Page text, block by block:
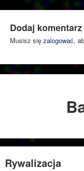
Dodaj komentarz
Musisz się zalogować,
Rywalizacja